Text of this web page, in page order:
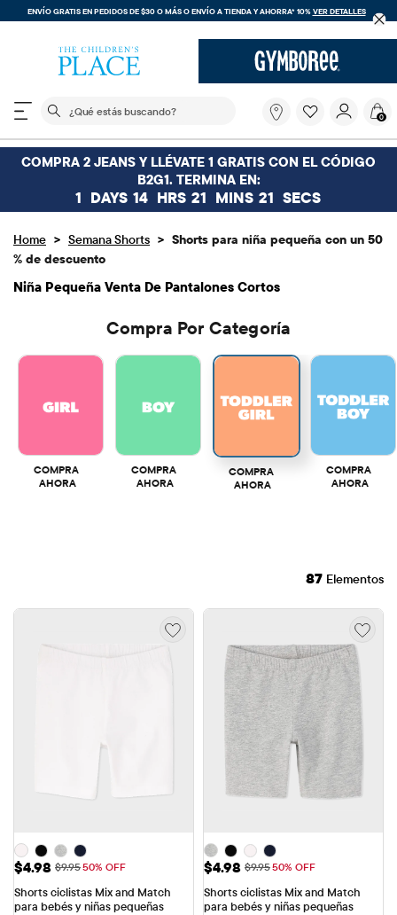
ENVÍO GRATIS EN PEDIDOS DE $30 O MÁS OENVÍO A TIENDA Y AHORRA* 10%VER DETALLES
El siguiente campo de búsqueda filtra las
buscando?
0
COMPRA 2 JEANS Y LLÉVATE 1 GRATIS CON EL CÓDIGO
B2G1. TERMINA EN:
1 DAYS 14 HRS 21 MINS 20 SECS
Home > Semana Shorts > Shorts para niña pequeña con un 50
% de descuento
Niña Pequeña Venta De Pantalones Cortos
Compra Por Categoría
COMPRA
AHORA
COMPRA
AHORA
COMPRA
AHORA
COMPRA
AHORA
87 Elementos
Precio de venta: $4.98
$4.98 Precio original: $9.95
$9.9550% OFF
Shorts ciclistas Mix and Match
para bebés y niñas pequeñas
Precio de venta: $4.98
$4.98 Precio original: $9.95
$9.9550% OFF
Shorts ciclistas Mix and Match
para bebés y niñas pequeñas